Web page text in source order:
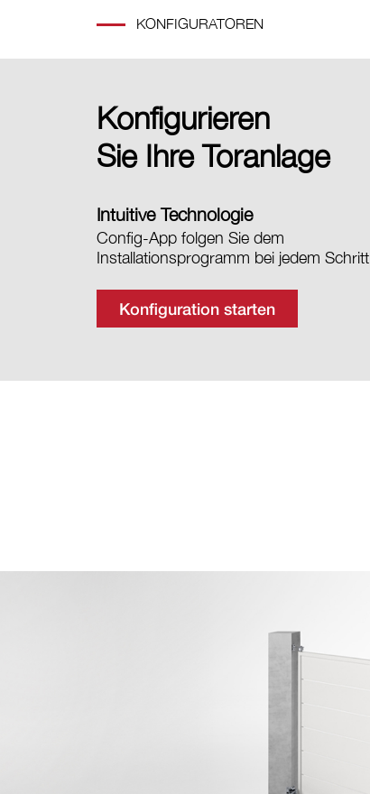
KONFIGURATOREN
Konfigurieren
Sie Ihre Toranlage
Intuitive Technologie
Config-App folgen Sie dem
Installationsprogramm bei jedem Schritt
Konfiguration starten